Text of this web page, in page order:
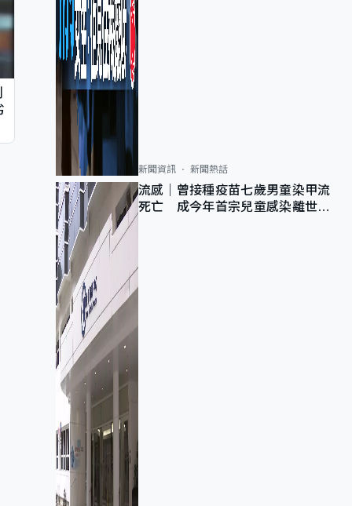
新聞資訊 新聞熱話
流感｜曾接種疫苗七歲男童染甲流
死亡 成今年首宗兒童感染離世個